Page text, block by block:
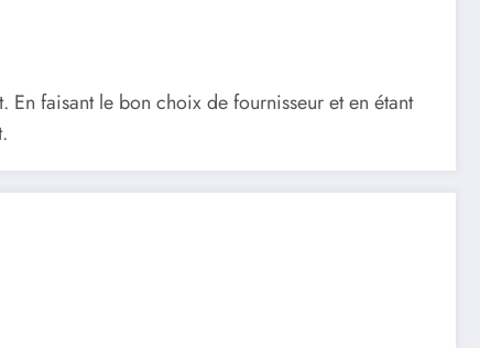
En faisant le bon choix de fournisseur et en étant